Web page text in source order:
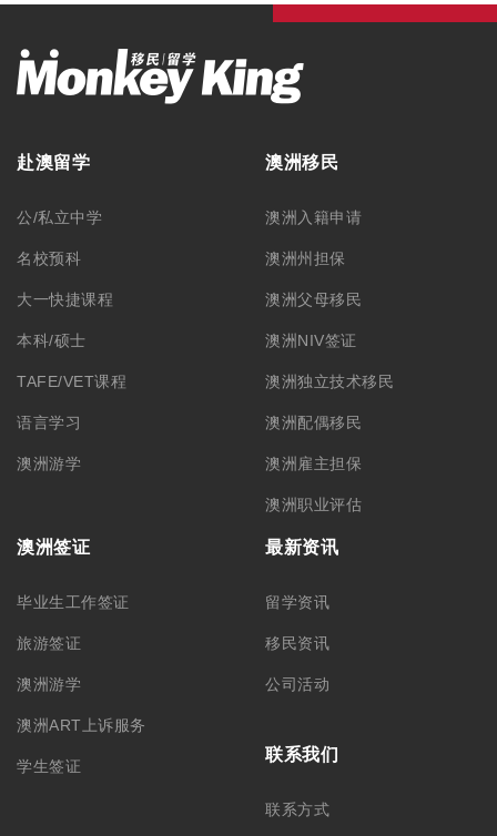
赴澳留学
公/私立中学
名校预科
大一快捷课程
本科/硕士
TAFE/VET课程
语言学习
澳洲游学
澳洲移民
澳洲入籍申请
澳洲州担保
澳洲父母移民
澳洲NIV签证
澳洲独立技术移民
澳洲配偶移民
澳洲雇主担保
澳洲职业评估
澳洲签证
毕业生工作签证
旅游签证
澳洲游学
澳洲ART上诉服务
学生签证
最新资讯
留学资讯
移民资讯
公司活动
联系我们
联系方式